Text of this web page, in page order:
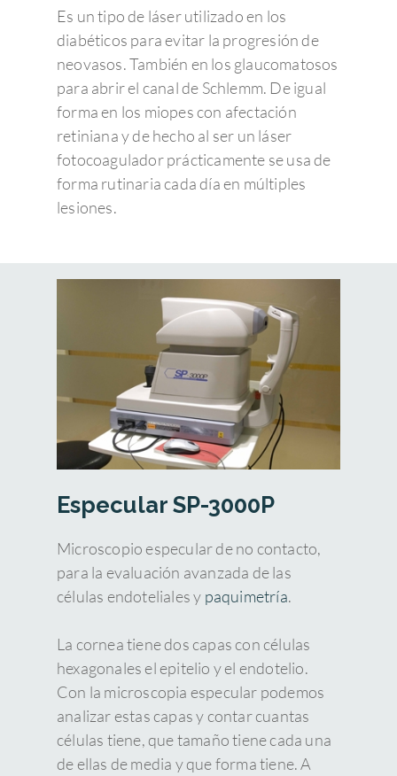
Es un tipo de láser utilizado en los
diabéticos para evitar la progresión de
neovasos. También en los glaucomatosos
para abrir el canal de Schlemm. De igual
forma en los miopes con afectación
retiniana y de hecho al ser un láser
fotocoagulador prácticamente se usa de
forma rutinaria cada día en múltiples
lesiones.
Especular SP-3000P
Microscopio especular de no contacto,
para la evaluación avanzada de las
células endoteliales y paquimetría.
La cornea tiene dos capas con células
hexagonales el epitelio y el endotelio.
Con la microscopia especular podemos
analizar estas capas y contar cuantas
células tiene, que tamaño tiene cada una
de ellas de media y que forma tiene. A